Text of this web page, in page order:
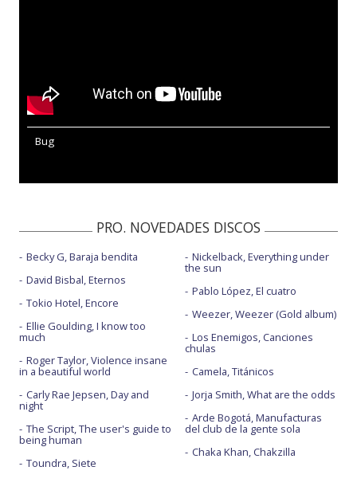
Bug
PRO. NOVEDADES DISCOS
Becky G, Baraja bendita
David Bisbal, Eternos
Tokio Hotel, Encore
Ellie Goulding, I know too
much
Roger Taylor, Violence insane
in a beautiful world
Carly Rae Jepsen, Day and
night
The Script, The user's guide to
being human
Toundra, Siete
Nickelback, Everything under
the sun
Pablo López, El cuatro
Weezer, Weezer (Gold album)
Los Enemigos, Canciones
chulas
Camela, Titánicos
Jorja Smith, What are the odds
Arde Bogotá, Manufacturas
del club de la gente sola
Chaka Khan, Chakzilla